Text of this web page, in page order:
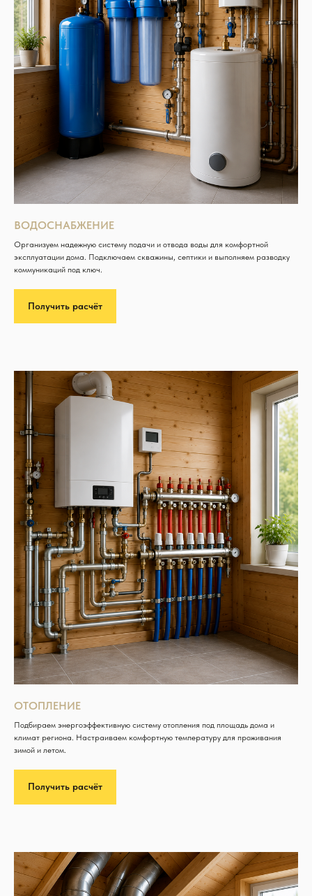
ВОДОСНАБЖЕНИЕ
Организуем надежную систему подачи и отвода воды для комфортной
эксплуатации дома. Подключаем скважины, септики и выполняем разводку
коммуникаций под ключ.
Получить расчёт
ОТОПЛЕНИЕ
Подбираем энергоэффективную систему отопления под площадь дома и
климат региона. Настраиваем комфортную температуру для проживания
зимой и летом.
Получить расчёт